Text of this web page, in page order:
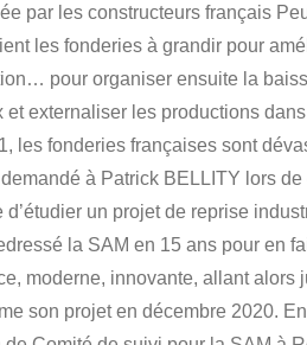
par les constructeurs français
les fonderies à grandir pour
pour organiser ensuite la
et externaliser les productions
les fonderies françaises sont
demandé à Patrick BELLITY lors de
d’étudier un projet de reprise
la SAM en 15 ans pour en
moderne, innovante, allant alors
son projet en décembre 2020.